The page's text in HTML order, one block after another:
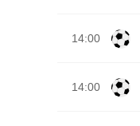
14:00
14:00